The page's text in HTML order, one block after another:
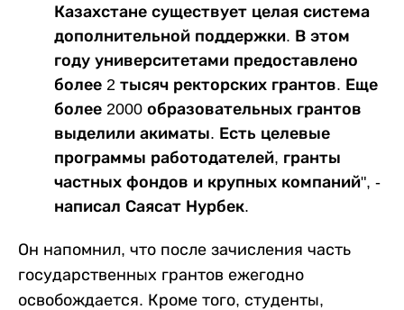
Казахстане существует целая система
дополнительной поддержки. В этом
году университетами предоставлено
более 2 тысяч ректорских грантов. Еще
более 2000 образовательных грантов
выделили акиматы. Есть целевые
программы работодателей, гранты
частных фондов и крупных компаний", -
написал Саясат Нурбек.
Он напомнил, что после зачисления часть
государственных грантов ежегодно
освобождается. Кроме того, студенты,